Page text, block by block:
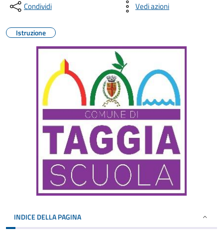
Condividi Vedi azioni
Istruzione
INDICE DELLA PAGINA